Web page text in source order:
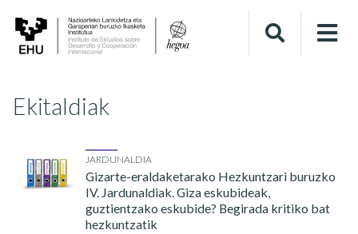
Ekitaldiak
JARDUNALDIA
Gizarte-eraldaketarako Hezkuntzari buruzko
IV. Jardunaldiak. Giza eskubideak,
guztientzako eskubide? Begirada kritiko bat
hezkuntzatik